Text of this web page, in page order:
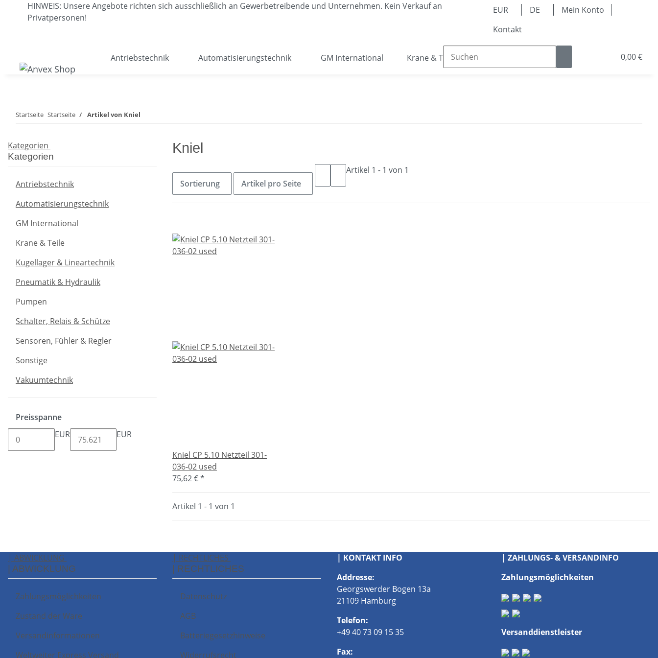
EUR DE
Mein Konto
Kontakt
HINWEIS: Unsere Angebote richten sich ausschließlich an Gewerbetreibende und Unternehmen. Kein Verkauf an
Privatpersonen!
0,00 €
Antriebstechnik Automatisierungstechnik GM International Krane & Teile Pneumatik
Startseite Startseite Artikel von Kniel
Kniel
Sortierung Artikel pro Seite
Artikel 1 - 1 von 1
Kniel CP 5.10 Netzteil 301-
036-02 used
75,62 €*
Artikel 1 - 1 von 1
Kategorien
Kategorien
Antriebstechnik
Automatisierungstechnik
GM International
Krane & Teile
Kugellager & Lineartechnik
Pneumatik & Hydraulik
Pumpen
Schalter, Relais & Schütze
Sensoren, Fühler & Regler
Sonstige
Vakuumtechnik
Preisspanne
EUR
EUR
| ABWICKLUNG
| ABWICKLUNG
Zahlungsmöglichkeiten
Zustand der Ware
Versandinformationen
Weltweiter Express Versand
| RECHTLICHES
| RECHTLICHES
Datenschutz
AGB
Batteriegesetzhinweise
Widerrufsrecht
| KONTAKT INFO
Addresse:
Georgswerder Bogen 13a
21109 Hamburg
Telefon:
+49 40 73 09 15 35
Fax:
| ZAHLUNGS- & VERSANDINFO
Zahlungsmöglichkeiten
Versanddienstleister